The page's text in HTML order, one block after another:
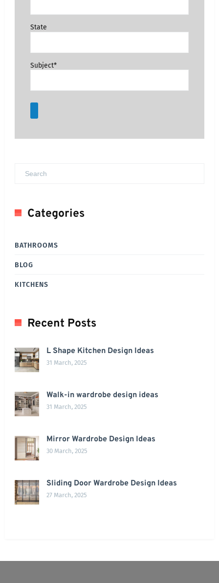
State
Subject*
Categories
BATHROOMS
BLOG
KITCHENS
Recent Posts
L Shape Kitchen Design Ideas
31 March, 2025
Walk-in wardrobe design ideas
31 March, 2025
Mirror Wardrobe Design Ideas
30 March, 2025
Sliding Door Wardrobe Design Ideas
27 March, 2025